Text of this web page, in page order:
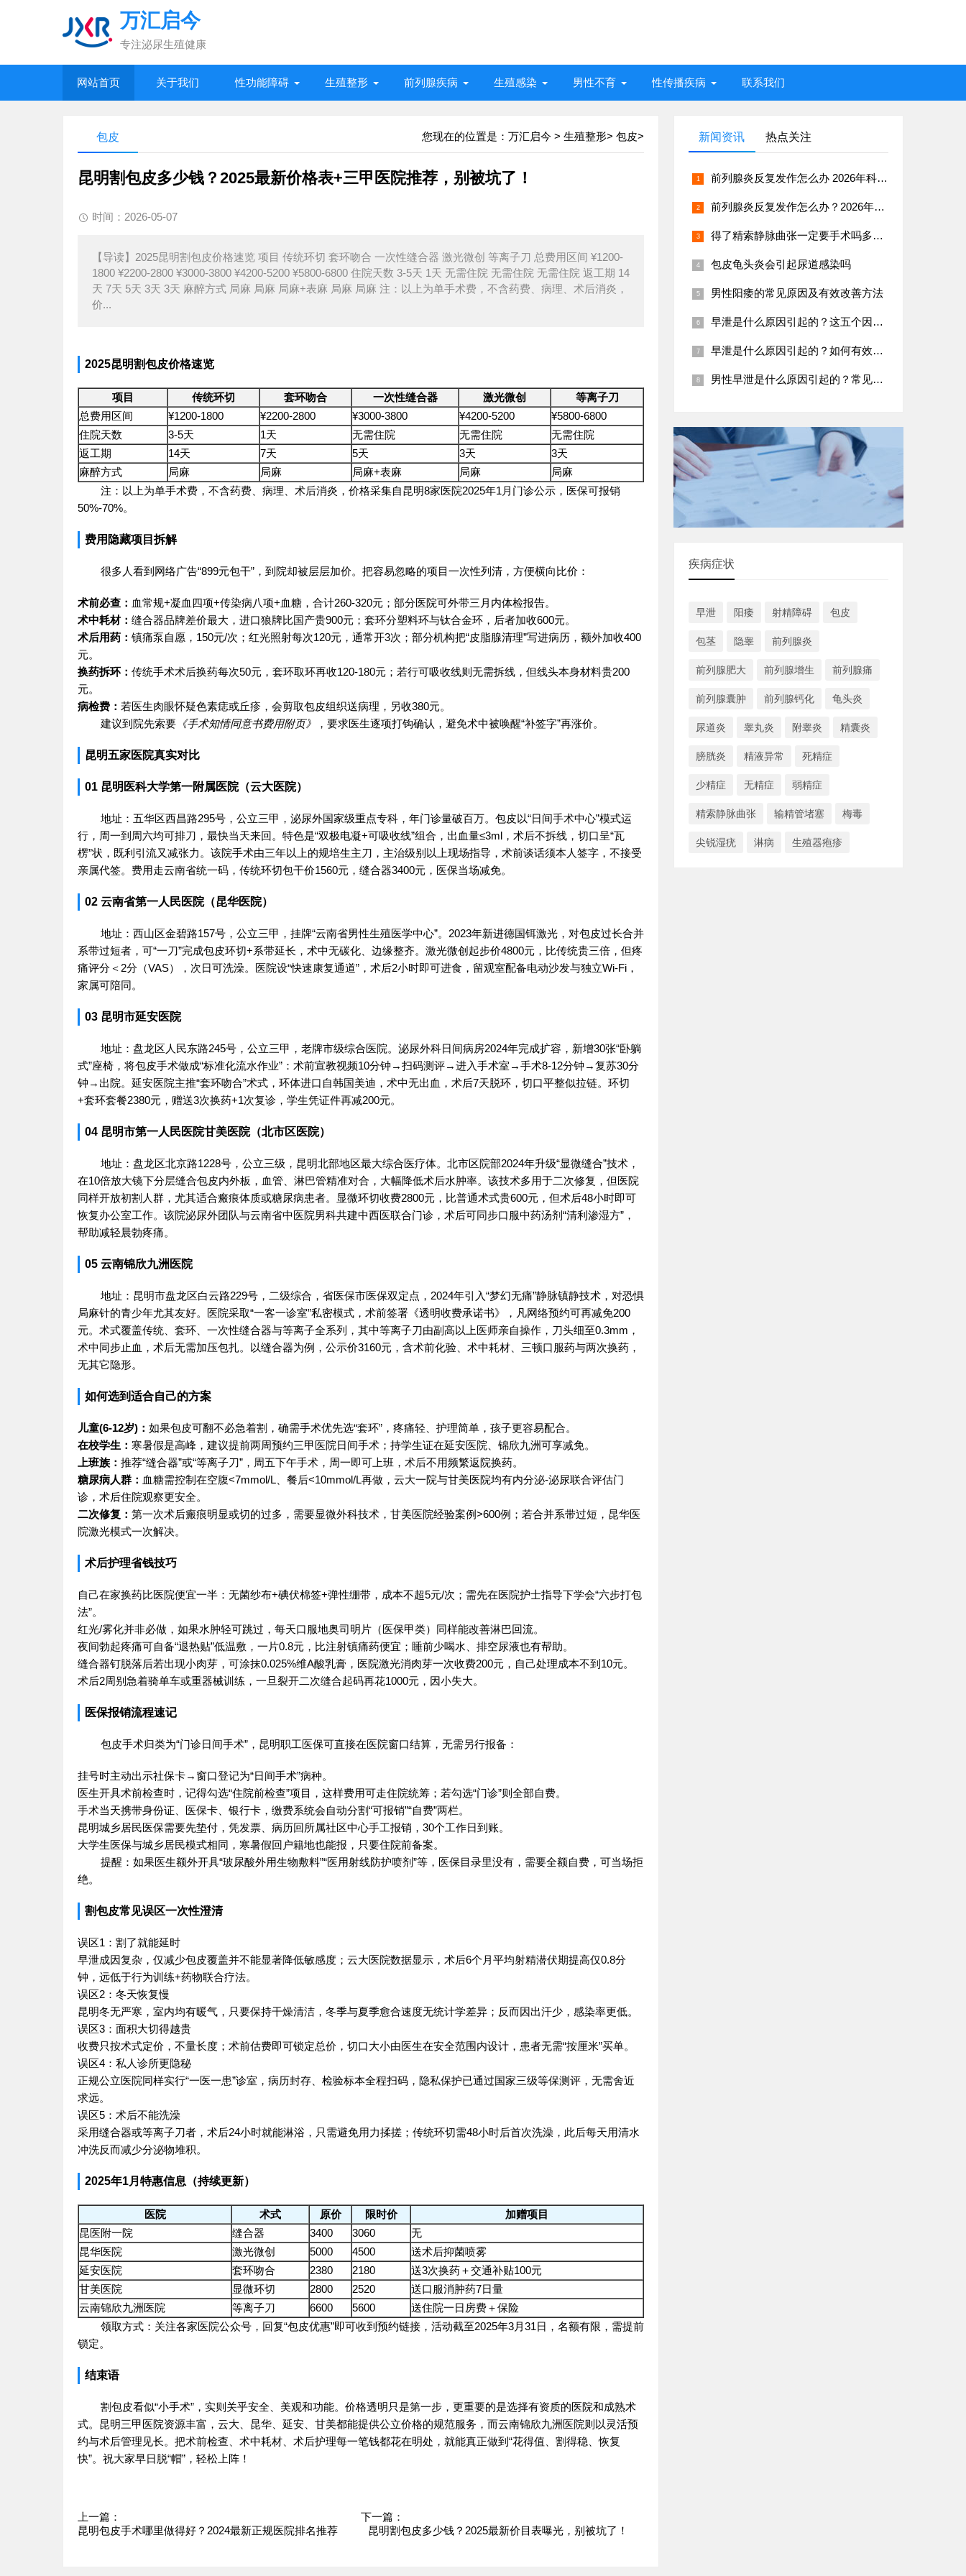
万汇启今
专注泌尿生殖健康
网站首页 关于我们 性功能障碍 生殖整形 前列腺疾病 生殖感染 男性不育 性传播疾病 联系我们
您现在的位置是： 万汇启今 > 生殖整形> 包皮>
包皮
昆明割包皮多少钱？2025最新价格表+三甲医院推荐，别被坑了！
时间：2026-05-07
【导读】2025昆明割包皮价格速览 项目 传统环切 套环吻合 一次性缝合器 激光微创 等离子刀 总费用区间 ¥1200-
1800 ¥2200-2800 ¥3000-3800 ¥4200-5200 ¥5800-6800 住院天数 3-5天 1天 无需住院 无需住院 无需住院 返工期 14
天 7天 5天 3天 3天 麻醉方式 局麻 局麻 局麻+表麻 局麻 局麻 注：以上为单手术费，不含药费、病理、术后消炎，
价...
2025昆明割包皮价格速览
项目 传统环切 套环吻合 一次性缝合器 激光微创
等离子刀
总费用区间
¥1200-1800 ¥2200-2800 ¥3000-3800 ¥4200-5200
¥5800-6800
住院天数
3-5天 1天 无需住院 无需住院
无需住院
返工期
14天 7天 5天 3天
3天
麻醉方式
局麻 局麻 局麻+表麻 局麻
局麻
注：以上为单手术费，不含药费、病理、术后消炎，价格采集自昆明8家医院2025年1月门诊公示，医保可报销
50%-70%。
费用隐藏项目拆解
很多人看到网络广告“899元包干”，到院却被层层加价。把容易忽略的项目一次性列清，方便横向比价：
术前必查： 血常规+凝血四项+传染病八项+血糖，合计260-320元；部分医院可外带三月内体检报告。
术中耗材： 缝合器品牌差价最大，进口狼牌比国产贵900元；套环分塑料环与钛合金环，后者加收600元。
术后用药： 镇痛泵自愿，150元/次；红光照射每次120元，通常开3次；部分机构把“皮脂腺清理”写进病历，额外加收400
元。
换药拆环： 传统手术术后换药每次50元，套环取环再收120-180元；若行可吸收线则无需拆线，但线头本身材料贵200
元。
病检费： 若医生肉眼怀疑色素痣或丘疹，会剪取包皮组织送病理，另收380元。
建议到院先索要 《手术知情同意书费用附页》 ，要求医生逐项打钩确认，避免术中被唤醒“补签字”再涨价。
昆明五家医院真实对比
01 昆明医科大学第一附属医院（云大医院）
地址：五华区西昌路295号，公立三甲，泌尿外国家级重点专科，年门诊量破百万。包皮以“日间手术中心”模式运
行，周一到周六均可排刀，最快当天来回。特色是“双极电凝+可吸收线”组合，出血量≤3ml，术后不拆线，切口呈“瓦
楞”状，既利引流又减张力。该院手术由三年以上的规培生主刀，主治级别以上现场指导，术前谈话须本人签字，不接受
亲属代签。费用走云南省统一码，传统环切包干价1560元，缝合器3400元，医保当场减免。
02 云南省第一人民医院（昆华医院）
地址：西山区金碧路157号，公立三甲，挂牌“云南省男性生殖医学中心”。2023年新进德国铒激光，对包皮过长合并
系带过短者，可“一刀”完成包皮环切+系带延长，术中无碳化、边缘整齐。激光微创起步价4800元，比传统贵三倍，但疼
痛评分＜2分（VAS），次日可洗澡。医院设“快速康复通道”，术后2小时即可进食，留观室配备电动沙发与独立Wi-Fi，
家属可陪同。
03 昆明市延安医院
地址：盘龙区人民东路245号，公立三甲，老牌市级综合医院。泌尿外科日间病房2024年完成扩容，新增30张“卧躺
式”座椅，将包皮手术做成“标准化流水作业”：术前宣教视频10分钟→扫码测评→进入手术室→手术8-12分钟→复苏30分
钟→出院。延安医院主推“套环吻合”术式，环体进口自韩国美迪，术中无出血，术后7天脱环，切口平整似拉链。环切
+套环套餐2380元，赠送3次换药+1次复诊，学生凭证件再减200元。
04 昆明市第一人民医院甘美医院（北市区医院）
地址：盘龙区北京路1228号，公立三级，昆明北部地区最大综合医疗体。北市区院部2024年升级“显微缝合”技术，
在10倍放大镜下分层缝合包皮内外板，血管、淋巴管精准对合，大幅降低术后水肿率。该技术多用于二次修复，但医院
同样开放初割人群，尤其适合瘢痕体质或糖尿病患者。显微环切收费2800元，比普通术式贵600元，但术后48小时即可
恢复办公室工作。该院泌尿外团队与云南省中医院男科共建中西医联合门诊，术后可同步口服中药汤剂“清利渗湿方”，
帮助减轻晨勃疼痛。
05 云南锦欣九洲医院
地址：昆明市盘龙区白云路229号，二级综合，省医保市医保双定点，2024年引入“梦幻无痛”静脉镇静技术，对恐惧
局麻针的青少年尤其友好。医院采取“一客一诊室”私密模式，术前签署《透明收费承诺书》，凡网络预约可再减免200
元。术式覆盖传统、套环、一次性缝合器与等离子全系列，其中等离子刀由副高以上医师亲自操作，刀头细至0.3mm，
术中同步止血，术后无需加压包扎。以缝合器为例，公示价3160元，含术前化验、术中耗材、三顿口服药与两次换药，
无其它隐形。
如何选到适合自己的方案
儿童(6-12岁)： 如果包皮可翻不必急着割，确需手术优先选“套环”，疼痛轻、护理简单，孩子更容易配合。
在校学生： 寒暑假是高峰，建议提前两周预约三甲医院日间手术；持学生证在延安医院、锦欣九洲可享减免。
上班族： 推荐“缝合器”或“等离子刀”，周五下午手术，周一即可上班，术后不用频繁返院换药。
糖尿病人群： 血糖需控制在空腹<7mmol/L、餐后<10mmol/L再做，云大一院与甘美医院均有内分泌-泌尿联合评估门
诊，术后住院观察更安全。
二次修复： 第一次术后瘢痕明显或切的过多，需要显微外科技术，甘美医院经验案例>600例；若合并系带过短，昆华医
院激光模式一次解决。
术后护理省钱技巧
自己在家换药比医院便宜一半：无菌纱布+碘伏棉签+弹性绷带，成本不超5元/次；需先在医院护士指导下学会“六步打包
法”。
红光/雾化并非必做，如果水肿轻可跳过，每天口服地奥司明片（医保甲类）同样能改善淋巴回流。
夜间勃起疼痛可自备“退热贴”低温敷，一片0.8元，比注射镇痛药便宜；睡前少喝水、排空尿液也有帮助。
缝合器钉脱落后若出现小肉芽，可涂抹0.025%维A酸乳膏，医院激光消肉芽一次收费200元，自己处理成本不到10元。
术后2周别急着骑单车或重器械训练，一旦裂开二次缝合起码再花1000元，因小失大。
医保报销流程速记
包皮手术归类为“门诊日间手术”，昆明职工医保可直接在医院窗口结算，无需另行报备：
挂号时主动出示社保卡→窗口登记为“日间手术”病种。
医生开具术前检查时，记得勾选“住院前检查”项目，这样费用可走住院统筹；若勾选“门诊”则全部自费。
手术当天携带身份证、医保卡、银行卡，缴费系统会自动分割“可报销”“自费”两栏。
昆明城乡居民医保需要先垫付，凭发票、病历回所属社区中心手工报销，30个工作日到账。
大学生医保与城乡居民模式相同，寒暑假回户籍地也能报，只要住院前备案。
提醒：如果医生额外开具“玻尿酸外用生物敷料”“医用射线防护喷剂”等，医保目录里没有，需要全额自费，可当场拒
绝。
割包皮常见误区一次性澄清
误区1：割了就能延时
早泄成因复杂，仅减少包皮覆盖并不能显著降低敏感度；云大医院数据显示，术后6个月平均射精潜伏期提高仅0.8分
钟，远低于行为训练+药物联合疗法。
误区2：冬天恢复慢
昆明冬无严寒，室内均有暖气，只要保持干燥清洁，冬季与夏季愈合速度无统计学差异；反而因出汗少，感染率更低。
误区3：面积大切得越贵
收费只按术式定价，不量长度；术前估费即可锁定总价，切口大小由医生在安全范围内设计，患者无需“按厘米”买单。
误区4：私人诊所更隐秘
正规公立医院同样实行“一医一患”诊室，病历封存、检验标本全程扫码，隐私保护已通过国家三级等保测评，无需舍近
求远。
误区5：术后不能洗澡
采用缝合器或等离子刀者，术后24小时就能淋浴，只需避免用力揉搓；传统环切需48小时后首次洗澡，此后每天用清水
冲洗反而减少分泌物堆积。
2025年1月特惠信息（持续更新）
医院 术式 原价 限时价
加赠项目
昆医附一院
缝合器 3400 3060
无
昆华医院
激光微创 5000 4500
送术后抑菌喷雾
延安医院
套环吻合 2380 2180
送3次换药＋交通补贴100元
甘美医院
显微环切 2800 2520
送口服消肿药7日量
云南锦欣九洲医院
等离子刀 6600 5600
送住院一日房费＋保险
领取方式：关注各家医院公众号，回复“包皮优惠”即可收到预约链接，活动截至2025年3月31日，名额有限，需提前
锁定。
结束语
割包皮看似“小手术”，实则关乎安全、美观和功能。价格透明只是第一步，更重要的是选择有资质的医院和成熟术
式。昆明三甲医院资源丰富，云大、昆华、延安、甘美都能提供公立价格的规范服务，而云南锦欣九洲医院则以灵活预
约与术后管理见长。把术前检查、术中耗材、术后护理每一笔钱都花在明处，就能真正做到“花得值、割得稳、恢复
快”。祝大家早日脱“帽”，轻松上阵！
上一篇：
昆明包皮手术哪里做得好？2024最新正规医院排名推荐
下一篇：
昆明割包皮多少钱？2025最新价目表曝光，别被坑了！
新闻资讯 热点关注
前列腺炎反复发作怎么办 2026年科学治疗与日常预防指南
前列腺炎反复发作怎么办？2026年男科专家推荐治疗方案
得了精索静脉曲张一定要手术吗多久能恢复
包皮龟头炎会引起尿道感染吗
男性阳痿的常见原因及有效改善方法
早泄是什么原因引起的？这五个因素很常见
早泄是什么原因引起的？如何有效预防
男性早泄是什么原因引起的？常见五大病因
疾病症状
早泄 阳痿 射精障碍 包皮
包茎 隐睾 前列腺炎
前列腺肥大 前列腺增生 前列腺痛
前列腺囊肿 前列腺钙化 龟头炎
尿道炎 睾丸炎 附睾炎 精囊炎
膀胱炎 精液异常 死精症
少精症 无精症 弱精症
精索静脉曲张 输精管堵塞 梅毒
尖锐湿疣 淋病 生殖器疱疹